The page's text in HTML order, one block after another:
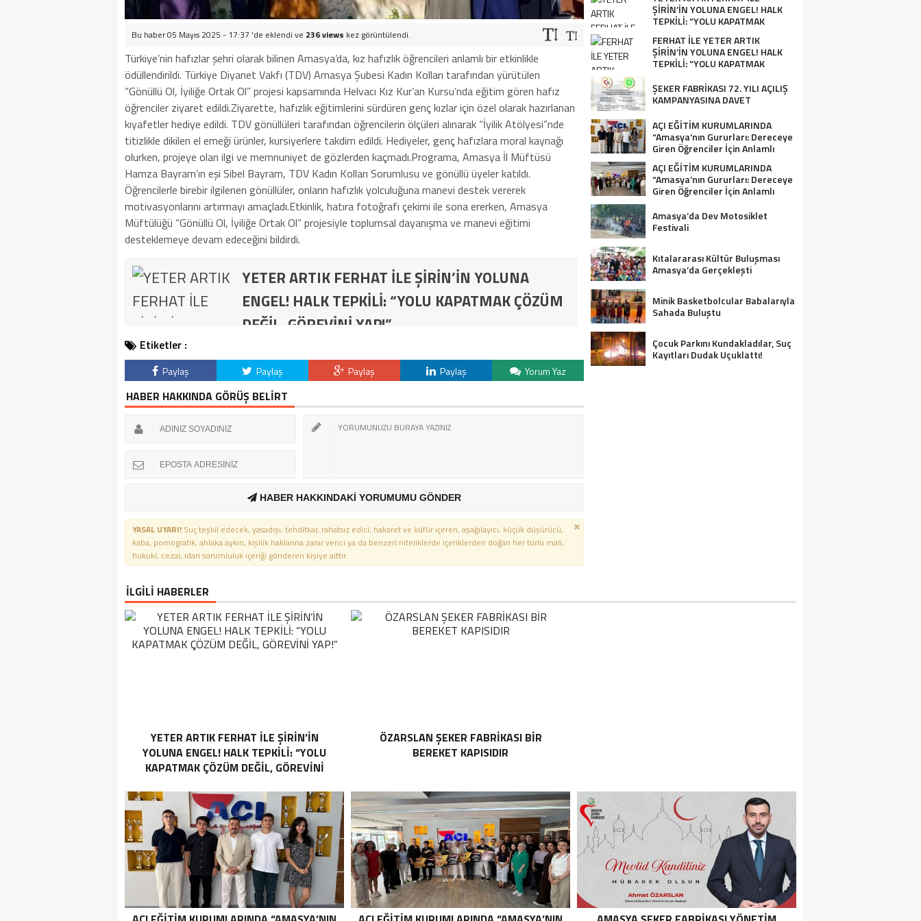
Bu haber 05 Mayıs 2025 - 17:37 'de eklendi ve 236 views kez görüntülendi.
Türkiye’nin hafızlar şehri olarak bilinen Amasya’da, kız hafızlık öğrencileri anlamlı bir etkinlikle
ödüllendirildi. Türkiye Diyanet Vakfı (TDV) Amasya Şubesi Kadın Kolları tarafından yürütülen
“Gönüllü Ol, İyiliğe Ortak Ol” projesi kapsamında Helvacı Kız Kur’an Kursu’nda eğitim gören hafız
öğrenciler ziyaret edildi.Ziyarette, hafızlık eğitimlerini sürdüren genç kızlar için özel olarak hazırlanan
kıyafetler hediye edildi. TDV gönüllüleri tarafından öğrencilerin ölçüleri alınarak “İyilik Atölyesi”nde
titizlikle dikilen el emeği ürünler, kursiyerlere takdim edildi. Hediyeler, genç hafızlara moral kaynağı
olurken, projeye olan ilgi ve memnuniyet de gözlerden kaçmadı.Programa, Amasya İl Müftüsü
Hamza Bayram’ın eşi Sibel Bayram, TDV Kadın Kolları Sorumlusu ve gönüllü üyeler katıldı.
Öğrencilerle birebir ilgilenen gönüllüler, onların hafızlık yolculuğuna manevi destek vererek
motivasyonlarını artırmayı amaçladı.Etkinlik, hatıra fotoğrafı çekimi ile sona ererken, Amasya
Müftülüğü “Gönüllü Ol, İyiliğe Ortak Ol” projesiyle toplumsal dayanışma ve manevi eğitimi
desteklemeye devam edeceğini bildirdi.
YETER ARTIK FERHAT İLE ŞİRİN’İN YOLUNA
ENGEL! HALK TEPKİLİ: “YOLU KAPATMAK ÇÖZÜM
DEĞİL, GÖREVİNİ YAP!”
Etiketler :
Paylaş Paylaş Paylaş Paylaş Yorum Yaz
HABER HAKKINDA GÖRÜŞ BELİRT
HABER HAKKINDAKİ YORUMUMU GÖNDER
YASAL UYARI! Suç teşkil edecek, yasadışı, tehditkar, rahatsız edici, hakaret ve küfür içeren, aşağılayıcı, küçük düşürücü,
kaba, pornografik, ahlaka aykırı, kişilik haklarına zarar verici ya da benzeri niteliklerde içeriklerden doğan her türlü mali,
hukuki, cezai, idari sorumluluk içeriği gönderen kişiye aittir.
ŞİRİN’İN YOLUNA ENGEL! HALK
TEPKİLİ: “YOLU KAPATMAK
ÇÖZÜM DEĞİL, GÖREVİNİ YAP!”
FERHAT İLE YETER ARTIK
ŞİRİN’İN YOLUNA ENGEL! HALK
TEPKİLİ: “YOLU KAPATMAK
ŞEKER FABRİKASI 72. YILI AÇILIŞ
KAMPANYASINA DAVET
AÇI EĞİTİM KURUMLARINDA
“Amasya’nın Gururları: Dereceye
Giren Öğrenciler İçin Anlamlı
Tören”
AÇI EĞİTİM KURUMLARINDA
“Amasya’nın Gururları: Dereceye
Giren Öğrenciler İçin Anlamlı
Amasya’da Dev Motosiklet
Festivali
Kıtalararası Kültür Buluşması
Amasya’da Gerçekleşti
Minik Basketbolcular Babalarıyla
Sahada Buluştu
Çocuk Parkını Kundakladılar, Suç
Kayıtları Dudak Uçuklattı!
İLGİLİ HABERLER
YETER ARTIK FERHAT İLE ŞİRİN’İN
YOLUNA ENGEL! HALK TEPKİLİ: “YOLU
KAPATMAK ÇÖZÜM DEĞİL, GÖREVİNİ
ÖZARSLAN ŞEKER FABRİKASI BİR
BEREKET KAPISIDIR